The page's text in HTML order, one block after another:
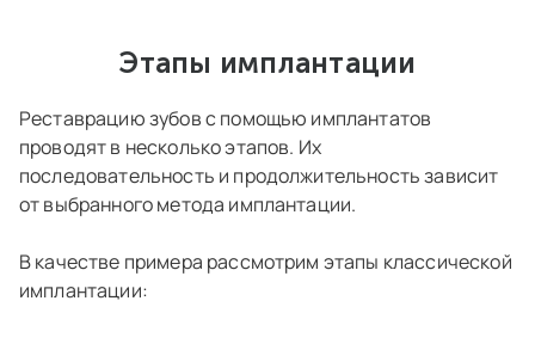
Этапы имплантации
Реставрацию зубов с помощью имплантатов
проводят в несколько этапов. Их
последовательность и продолжительность зависит
от выбранного метода имплантации.
В качестве примера рассмотрим этапы классической
имплантации: